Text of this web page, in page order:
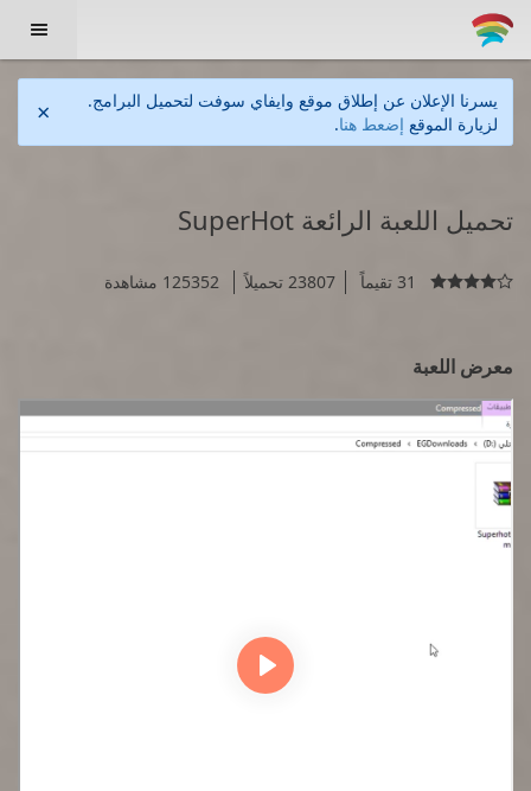

يسرنا الإعلان عن إطلاق موقع وايفاي سوفت لتحميل البرامج.
لزيارة الموقع إضعط هنا.
×
تحميل اللعبة الرائعة SuperHot
 31 تقيماً 23807 تحميلاً 125352 مشاهدة
معرض اللعبة